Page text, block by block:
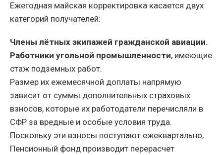
Ежегодная майская корректировка касается двух
категорий получателей:
Члены лётных экипажей гражданской авиации.
Работники угольной промышленности, имеющие
стаж подземных работ.
Размер их ежемесячной доплаты напрямую
зависит от суммы дополнительных страховых
взносов, которые их работодатели перечисляли в
СФР за вредные и особые условия труда.
Поскольку эти взносы поступают ежеквартально,
Пенсионный фонд производит перерасчёт